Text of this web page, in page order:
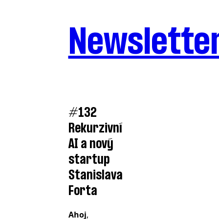
#132
Rekurzivní
AI a nový
startup
Stanislava
Forta
Ahoj,